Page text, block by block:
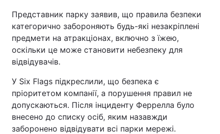
Представник парку заявив, що правила безпеки
категорично забороняють будь-які незакріплені
предмети на атракціонах, включно з їжею,
оскільки це може становити небезпеку для
відвідувачів.
У Six Flags підкреслили, що безпека є
пріоритетом компанії, а порушення правил не
допускаються. Після інциденту Феррелла було
внесено до списку осіб, яким назавжди
заборонено відвідувати всі парки мережі.